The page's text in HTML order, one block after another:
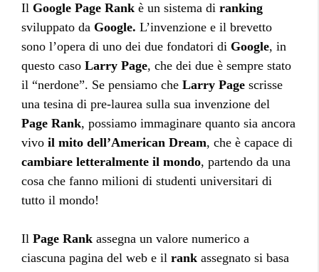
Il Google Page Rank è un sistema di ranking
sviluppato da Google. L’invenzione e il brevetto
sono l’opera di uno dei due fondatori di Google, in
questo caso Larry Page, che dei due è sempre stato
il “nerdone”. Se pensiamo che Larry Page scrisse
una tesina di pre-laurea sulla sua invenzione del
Page Rank, possiamo immaginare quanto sia ancora
vivo il mito dell’American Dream, che è capace di
cambiare letteralmente il mondo, partendo da una
cosa che fanno milioni di studenti universitari di
tutto il mondo!
Il Page Rank assegna un valore numerico a
ciascuna pagina del web e il rank assegnato si basa